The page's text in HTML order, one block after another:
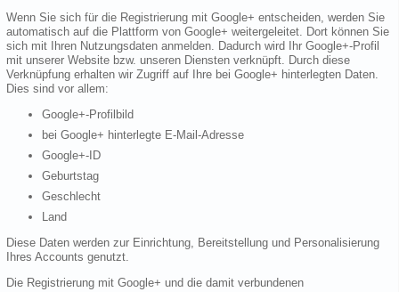
Wenn Sie sich für die Registrierung mit Google+ entscheiden, werden Sie
automatisch auf die Plattform von Google+ weitergeleitet. Dort können Sie
sich mit Ihren Nutzungsdaten anmelden. Dadurch wird Ihr Google+-Profil
mit unserer Website bzw. unseren Diensten verknüpft. Durch diese
Verknüpfung erhalten wir Zugriff auf Ihre bei Google+ hinterlegten Daten.
Dies sind vor allem:
Google+-Profilbild
bei Google+ hinterlegte E-Mail-Adresse
Google+-ID
Geburtstag
Geschlecht
Land
Diese Daten werden zur Einrichtung, Bereitstellung und Personalisierung
Ihres Accounts genutzt.
Die Registrierung mit Google+ und die damit verbundenen